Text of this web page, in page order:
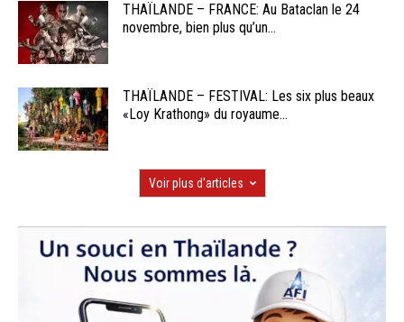
THAÏLANDE – FRANCE: Au Bataclan le 24
novembre, bien plus qu’un...
THAÏLANDE – FESTIVAL: Les six plus beaux
«Loy Krathong» du royaume...
Voir plus d'articles